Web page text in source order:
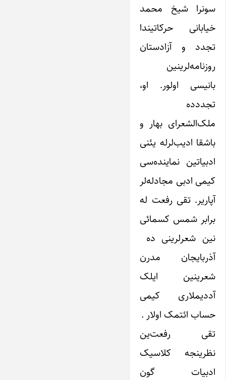
سونرا شیخ محمد
خیابانی حرکاتیندا
تجدد و آزادستان
روزنامه‌لرینین
بانیسی اولور. او،
تجددده
ملک‌الشعرای بهار و
باشقا ادیب‌لرله یئنی
ادبیاتین نماینده‌سی
کیمی ادبی مجادله‌لر
آپاریر. تقی رفعت له
برابر شمس کسمائی
نین شعرلرینی ده
آذربایجان مدرن
شعرینین ایلک
آددیملاری کیمی
حساب ائتمک اولار .
تقی رفعت‌ین
نظرینجه کلاسیک
ادبیات گون